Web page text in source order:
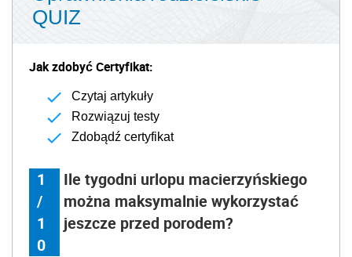
QUIZ
Jak zdobyć Certyfikat:
Czytaj artykuły
Rozwiązuj testy
Zdobądź certyfikat
1
/
1
0
Ile tygodni urlopu macierzyńskiego
można maksymalnie wykorzystać
jeszcze przed porodem?